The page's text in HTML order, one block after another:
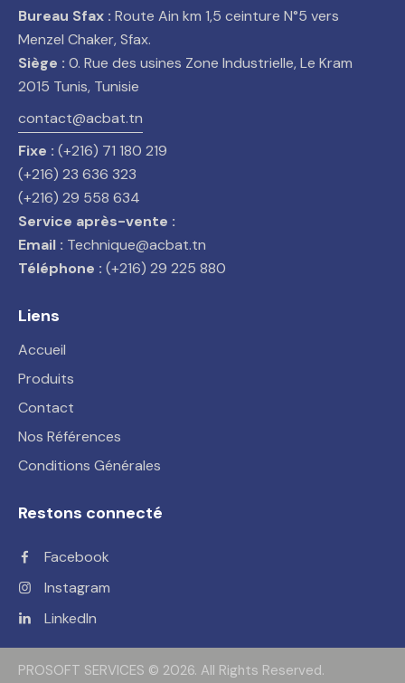
Bureau Sfax : Route Ain km 1,5 ceinture N°5 vers
Menzel Chaker, Sfax.
Siège : 0. Rue des usines Zone Industrielle, Le Kram
2015 Tunis, Tunisie
contact@acbat.tn
Fixe : (+216) 71 180 219
(+216) 23 636 323
(+216) 29 558 634
Service après-vente :
Email : Technique@acbat.tn
Téléphone : (+216) 29 225 880
Liens
Accueil
Produits
Contact
Nos Références
Conditions Générales
Restons connecté
Facebook
Instagram
LinkedIn
PROSOFT SERVICES © 2026. All Rights Reserved.